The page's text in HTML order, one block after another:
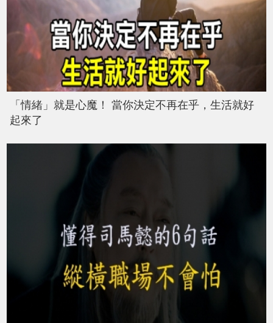
「情緒」就是心魔！ 當你決定不再在乎，生活就好
起來了